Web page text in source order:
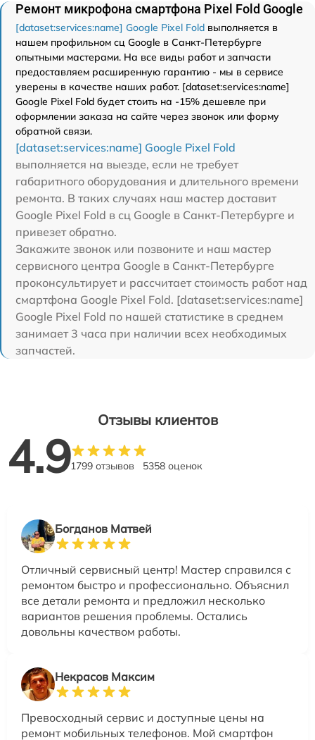
Ремонт микрофона смартфона Pixel Fold Google
[dataset:services:name] Google Pixel Fold выполняется в
нашем профильном сц Google в Санкт-Петербурге
опытными мастерами. На все виды работ и запчасти
предоставляем расширенную гарантию - мы в сервисе
уверены в качестве наших работ. [dataset:services:name]
Google Pixel Fold будет стоить на -15% дешевле при
оформлении заказа на сайте через звонок или форму
обратной связи.
[dataset:services:name] Google Pixel Fold
выполняется на выезде, если не требует
габаритного оборудования и длительного времени
ремонта. В таких случаях наш мастер доставит
Google Pixel Fold в сц Google в Санкт-Петербурге и
привезет обратно.
Закажите звонок или позвоните и наш мастер
сервисного центра Google в Санкт-Петербурге
проконсультирует и рассчитает стоимость работ над
смартфона Google Pixel Fold. [dataset:services:name]
Google Pixel Fold по нашей статистике в среднем
занимает 3 часа при наличии всех необходимых
запчастей.
Отзывы клиентов
4.91799 отзывов 5358 оценок
Богданов Матвей
Отличный сервисный центр! Мастер справился с
ремонтом быстро и профессионально. Объяснил
все детали ремонта и предложил несколько
вариантов решения проблемы. Остались
довольны качеством работы.
Некрасов Максим
Превосходный сервис и доступные цены на
ремонт мобильных телефонов. Мой смартфон